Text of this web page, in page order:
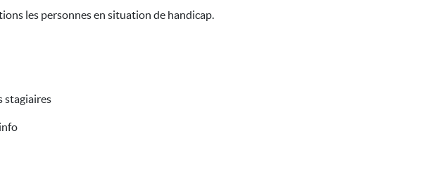
les personnes en situation de handicap.
stagiaires